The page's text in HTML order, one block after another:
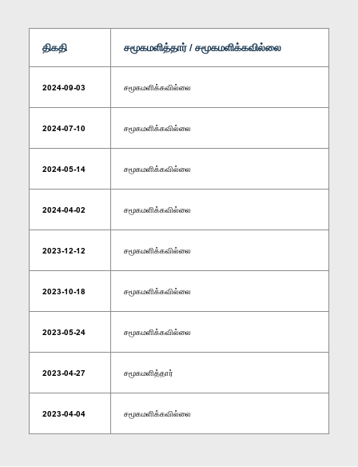
திகதி சமூகமளித்தார் / சமூகமளிக்கவில்லை
2024-09-03 சமூகமளிக்கவில்லை
2024-07-10 சமூகமளிக்கவில்லை
2024-05-14 சமூகமளிக்கவில்லை
2024-04-02 சமூகமளிக்கவில்லை
2023-12-12 சமூகமளிக்கவில்லை
2023-10-18 சமூகமளிக்கவில்லை
2023-05-24 சமூகமளிக்கவில்லை
2023-04-27 சமூகமளித்தார்
2023-04-04 சமூகமளிக்கவில்லை